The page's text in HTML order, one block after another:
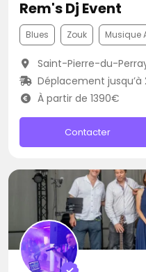
Rem's Dj Event
Blues Zouk Musique
Saint-Pierre-du-
Déplacement jusqu’à
À partir de 1390€
Contacter